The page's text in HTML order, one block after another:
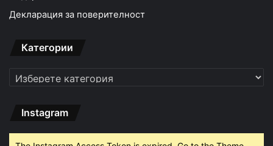
Декларация за поверителност
Категории
Категории
Instagram